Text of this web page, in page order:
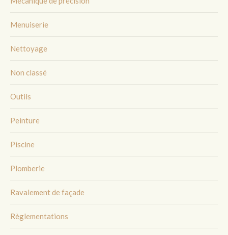
Menuiserie
Nettoyage
Non classé
Outils
Peinture
Piscine
Plomberie
Ravalement de façade
Règlementations